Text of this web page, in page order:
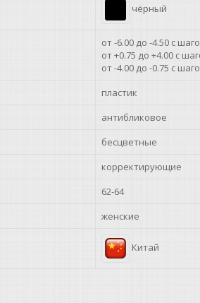
чёрный
от -6.00 до -4.50 с
от +0.75 до +4.00 с
от -4.00 до -0.75 с
пластик
антибликовое
бесцветные
корректирующие
62-64
женские
Китай